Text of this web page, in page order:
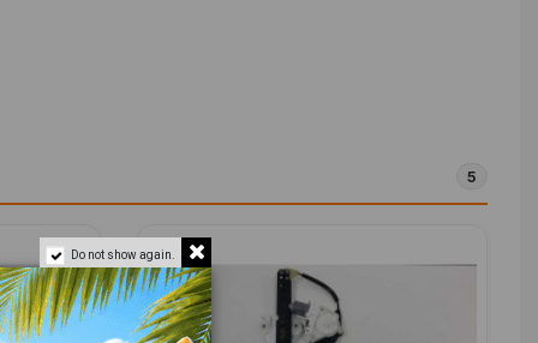
5
Do not show again.